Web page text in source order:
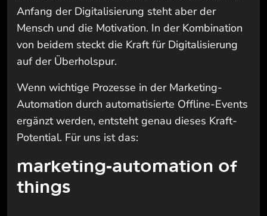
Anfang der Digitalisierung steht aber der
Mensch und die Motivation. In der Kombination
von beidem steckt die Kraft für Digitalisierung
auf der Überholspur.
Wenn wichtige Prozesse in der Marketing-
Automation durch automatisierte Offline-Events
ergänzt werden, entsteht genau dieses Kraft-
Potential. Für uns ist das:
marketing-automation of
things